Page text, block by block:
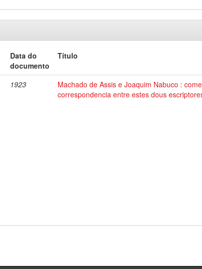
Data do
documento
Título
1923
Machado de Assis e Joaquim Nabuco :
correspondencia entre estes dous